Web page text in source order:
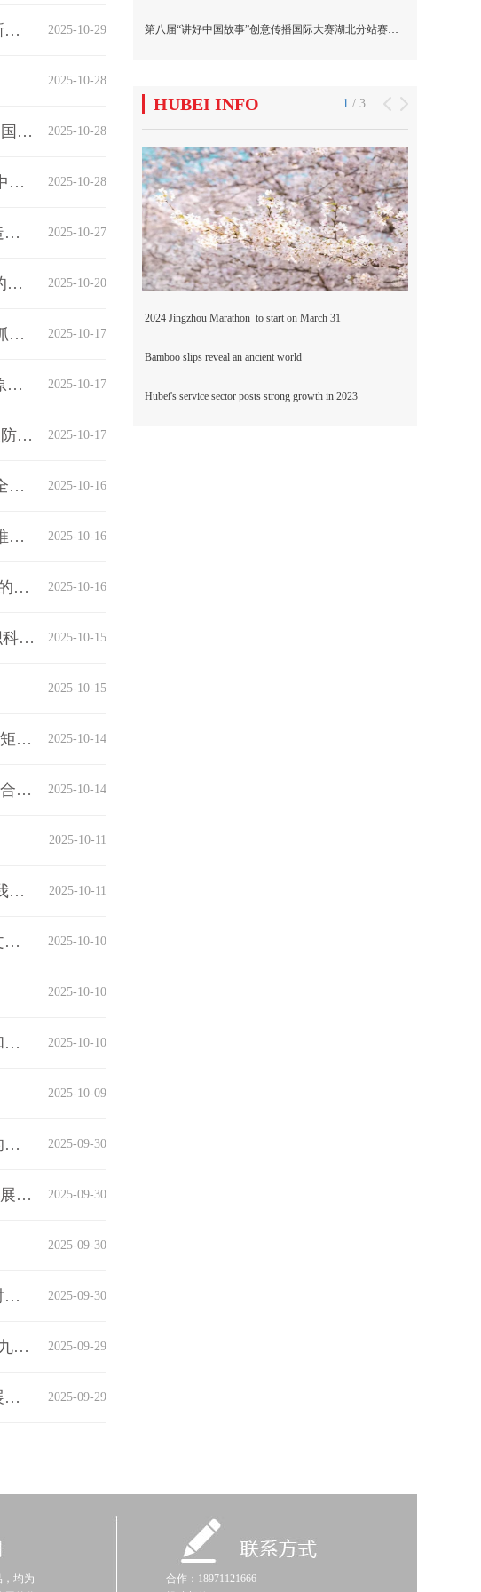
李殿勋出席湖北省委科技委员会全体会议并讲话：主动顺应全球科技创新趋势 充分尊重创新驱动发展规律更加有力有效地推动以科技创新为核心的全面创新 2025-10-29
2025-10-28
王忠林主持研究推进湖北省属高校“双一流”建设：全力推动“双一流”建设实现突破 更好服务国家战略和支点建设 2025-10-28
王忠林出席湖北省人大常委会党组（扩大）会议：依法履职尽责 积极担当作为 为加快建成中部地区崛起重要战略支点作出新的更大贡献 2025-10-28
湖北省委书记王忠林赴十堰调研：切实抓好党的二十届四中全会精神学习宣传贯彻 奋力打造鄂西区域中心城市 2025-10-27
王忠林在武汉市领导干部会议上强调：牢记殷殷嘱托 打造“五个中心” 展现新时代英雄城市的新气象新作为新贡献 2025-10-20
王忠林主持召开湖北省委常委会会议 锚定全年经济社会发展目标不动摇 把四季度工作抓实抓细抓出成效 2025-10-17
王忠林主持研究推进关键技术攻关“尖刀”工程：紧盯关键领域 强化科技攻关 加快推动更多原创性颠覆性变革性突破 2025-10-17
李殿勋调研国有“三资”管理改革并召开推进会：大力推进国有“三资”管理改革 为全省稳增长防风险保民生提供关键支撑 2025-10-17
李殿勋在全省三季度经济形势分析会上强调：多维研判形势 精准应对挑战 坚持依靠进一步全面深化改革 努力推动全省经济社会高质量发展 2025-10-16
李殿勋：充分发挥湖北科教资源和产业基础优势 着力营造国内一流创新生态 更加有力有效推动全省北斗产业高质量发展 2025-10-16
2025中国—北欧经贸合作论坛在武汉开幕：发展为要 开放为桥 文化为媒 携手谱写合作共赢的发展新篇 2025-10-16
王忠林主持召开湖北省“十五五”规划编制专家座谈会：开门问策集思广益 统筹谋划精心组织科学编制好我省“十五五”规划 2025-10-15
2025-10-15
王忠林调研基金高质量发展工作并召开座谈会：加快打造开放包容鼓励创新规模适配的基金矩阵 为科技创新和现代化产业体系建设提供有力支持 2025-10-14
李殿勋主持召开湖北省政府常务会议：加快打造以供需对接为基础的现代人力资源全生态综合服务平台 更加有力有效促进人力资源价值发现和供需精准匹配 2025-10-14
2025-10-11
王忠林主持召开湖北省委常委会会议 深入学习贯彻习近平总书记重要讲话精神 高质量做好我省“十五五”规划编制工作 2025-10-11
王忠林在武汉调研城市工作时强调：坚持以内涵式发展为主线 努力建设创新宜居美丽韧性文明智慧的现代化人民城市 2025-10-10
2025-10-10
李殿勋主持召开湖北省政府常务会议：高水平建设国家技术转移中部中心 为推动科技创新和产业创新深度融合提供有力支撑 2025-10-10
2025-10-09
王忠林主持召开湖北省委常委会会议：毫不放松抓紧抓实作风建设 营造风清气正平安祥和的节日氛围 2025-09-30
王忠林在襄阳调研产业发展和农业生产时强调：加快以科技创新引领产业创新推动高质量发展 坚决扛牢粮食生产责任促进农业增产农民增收 2025-09-30
2025-09-30
李殿勋主持召开湖北省政府常务会议：加快推动全省生活性服务业高质量发展 更好回应新时期人民群众对高品质生活的新需求 2025-09-30
王忠林出席襄阳至荆门高铁开通运营活动：加快构建汉襄宜“1小时高铁圈”着力打造新时代“九州通衢” 2025-09-29
李殿勋在黄石大冶市和阳新县调研时强调：坚持依靠进一步全面深化改革 加速重构新的发展模式和增长动力 2025-09-29